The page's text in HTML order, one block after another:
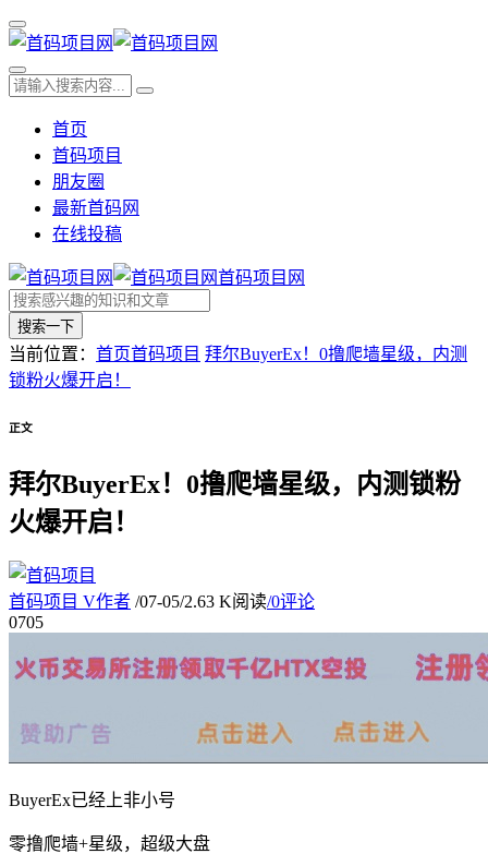
首页
首码项目
朋友圈
最新首码网
在线投稿
首码项目网
搜索一下
当前位置： 首页首码项目 拜尔BuyerEx！0撸爬墙星级，内测
锁粉火爆开启！
正文
拜尔BuyerEx！0撸爬墙星级，内测锁粉
火爆开启！
首码项目 V作者 /07-05/2.63 K阅读/0评论
0705
BuyerEx已经上非小号
零撸爬墙+星级，超级大盘